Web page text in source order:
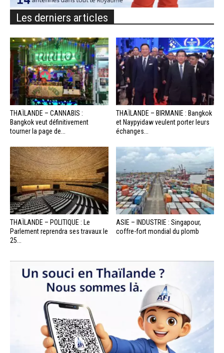
Les derniers articles
THAÏLANDE – CANNABIS :
Bangkok veut définitivement
tourner la page de...
THAÏLANDE – BIRMANIE : Bangkok
et Naypyidaw veulent porter leurs
échanges...
THAÏLANDE – POLITIQUE : Le
Parlement reprendra ses travaux le
25...
ASIE – INDUSTRIE : Singapour,
coffre-fort mondial du plomb